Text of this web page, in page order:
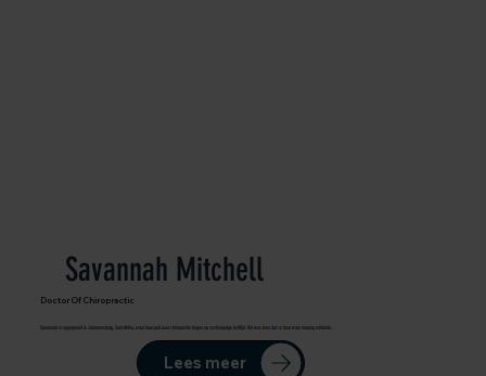
Savannah Mitchell
Doctor Of Chiropractic
Savannah is opgegroeid in Johannesburg, Zuid-Afrika, waar haar pad naar chiropractie begon op zestienjarige leeftijd. Het was toen dat ze haar ware roeping ontdekte...
Lees meer